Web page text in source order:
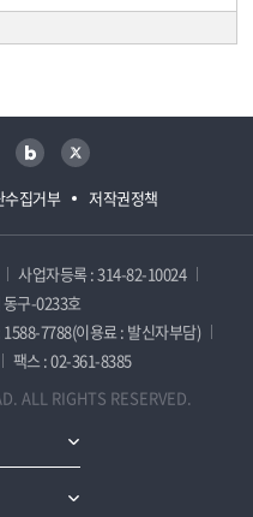
수집거부 저작권정책
블로그 트위터
사업자등록 : 314-82-10024
구-0233호
1588-7788(이용료 : 발신자부담)
팩스 : 02-361-8385
ALL RIGHTS RESERVED.